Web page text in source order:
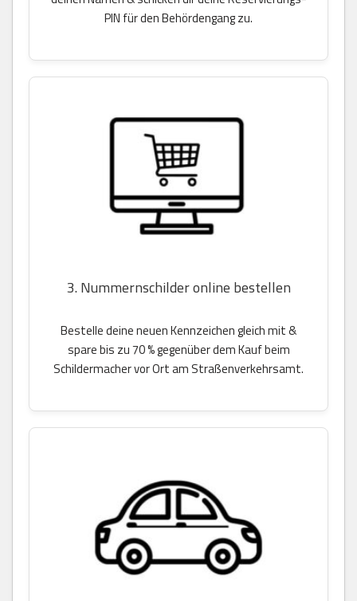
PIN für den Behördengang zu.
3. Nummernschilder online bestellen
Bestelle deine neuen Kennzeichen gleich mit &
spare bis zu 70 % gegenüber dem Kauf beim
Schildermacher vor Ort am Straßenverkehrsamt.